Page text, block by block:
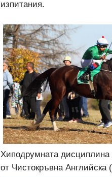
изпитания.
Хиподрумната дисциплина
от Чистокръвна